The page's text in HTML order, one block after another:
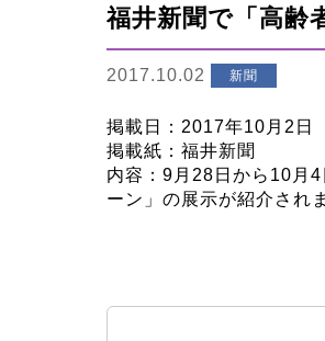
福井新聞で「高齢
2017.10.02 新聞
掲載日：2017年10月2日
掲載紙：福井新聞
内容：9月28日から10月
ーン」の展示が紹介され